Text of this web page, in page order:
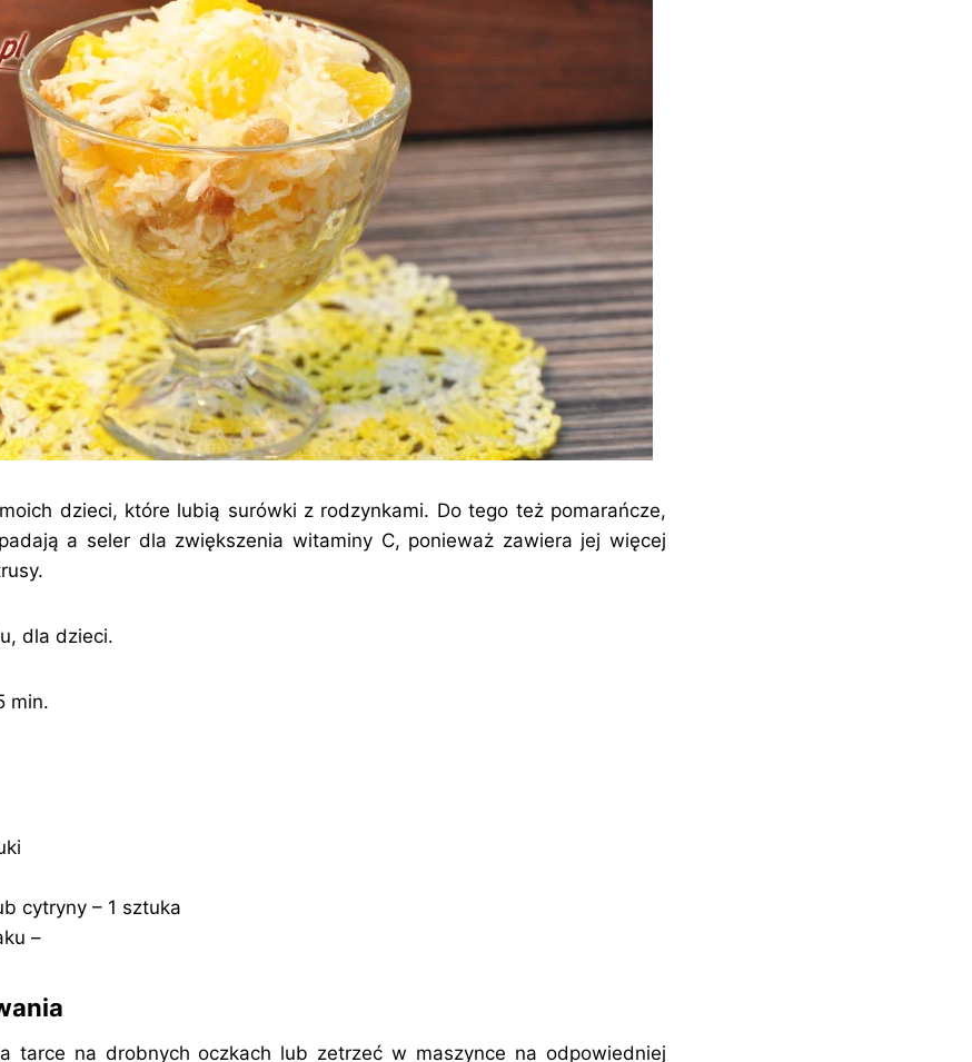
dzieci, które lubią surówki z rodzynkami. Do tego też pomarańcze,
a seler dla zwiększenia witaminy C, ponieważ zawiera jej więcej
dla dzieci.
min.
cytryny – 1 sztuka
–
tarce na drobnych oczkach lub zetrzeć w maszynce na odpowiedniej